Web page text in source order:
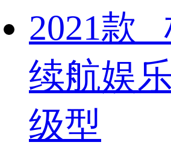
2021款
续航娱
级型